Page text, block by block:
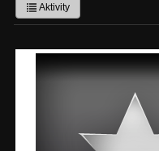
Aktivity